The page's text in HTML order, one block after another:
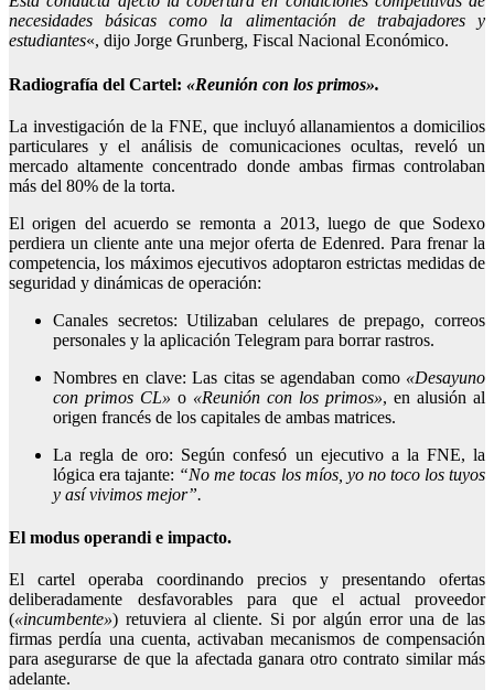
necesidades básicas como la alimentación de trabajadores y
estudiantes«, dijo Jorge Grunberg, Fiscal Nacional Económico.
Radiografía del Cartel: «Reunión con los primos».
La investigación de la FNE, que incluyó allanamientos a domicilios
particulares y el análisis de comunicaciones ocultas, reveló un
mercado altamente concentrado donde ambas firmas controlaban
más del 80% de la torta.
El origen del acuerdo se remonta a 2013, luego de que Sodexo
perdiera un cliente ante una mejor oferta de Edenred. Para frenar la
competencia, los máximos ejecutivos adoptaron estrictas medidas de
seguridad y dinámicas de operación:
Canales secretos: Utilizaban celulares de prepago, correos
personales y la aplicación Telegram para borrar rastros.
Nombres en clave: Las citas se agendaban como «Desayuno
con primos CL» o «Reunión con los primos», en alusión al
origen francés de los capitales de ambas matrices.
La regla de oro: Según confesó un ejecutivo a la FNE, la
lógica era tajante: “No me tocas los míos, yo no toco los tuyos
y así vivimos mejor”.
El modus operandi e impacto.
El cartel operaba coordinando precios y presentando ofertas
deliberadamente desfavorables para que el actual proveedor
(«incumbente») retuviera al cliente. Si por algún error una de las
firmas perdía una cuenta, activaban mecanismos de compensación
para asegurarse de que la afectada ganara otro contrato similar más
adelante.